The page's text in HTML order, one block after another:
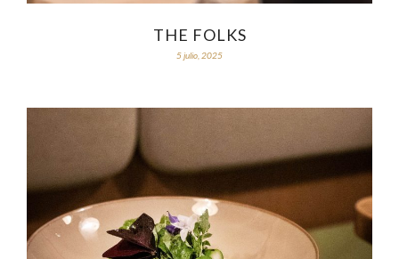
THE FOLKS
5 julio, 2025